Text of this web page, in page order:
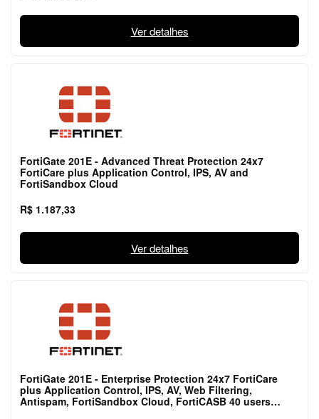
Ver detalhes
FortiGate 201E - Advanced Threat Protection 24x7
FortiCare plus Application Control, IPS, AV and
FortiSandbox Cloud
R$ 1.187,33
Ver detalhes
FortiGate 201E - Enterprise Protection 24x7 FortiCare
plus Application Control, IPS, AV, Web Filtering,
Antispam, FortiSandbox Cloud, FortiCASB 40 users